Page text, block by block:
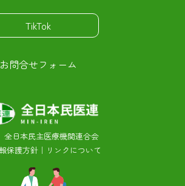
TikTok
お問合せフォーム
日本民主医療機関連合会
保護方針 ｜ リンクについて